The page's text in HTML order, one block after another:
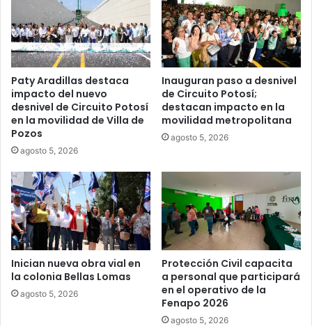
Paty Aradillas destaca
impacto del nuevo
desnivel de Circuito Potosí
en la movilidad de Villa de
Pozos
agosto 5, 2026
Inauguran paso a desnivel
de Circuito Potosí;
destacan impacto en la
movilidad metropolitana
agosto 5, 2026
Inician nueva obra vial en
la colonia Bellas Lomas
agosto 5, 2026
Protección Civil capacita
a personal que participará
en el operativo de la
Fenapo 2026
agosto 5, 2026